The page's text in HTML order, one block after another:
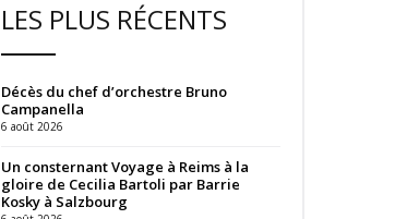
LES PLUS RÉCENTS
Décès du chef d’orchestre Bruno
Campanella
6 août 2026
Un consternant Voyage à Reims à la
gloire de Cecilia Bartoli par Barrie
Kosky à Salzbourg